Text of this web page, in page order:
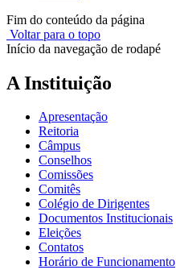
Fim do conteúdo da página
Voltar para o topo
Início da navegação de rodapé
A Instituição
Apresentação
Reitoria
Câmpus
Conselhos
Comissões
Comitês
Colégio de Dirigentes
Documentos Institucionais
Eleições
Contatos
Horário de Funcionamento